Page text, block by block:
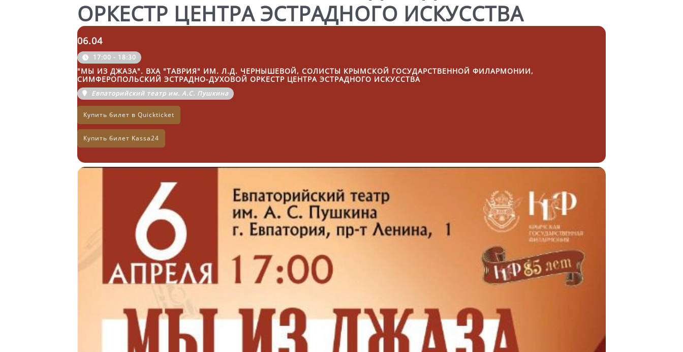
ОРКЕСТР ЦЕНТРА ЭСТРАДНОГО ИСКУССТВА
06.04
17:00 - 18:30
"МЫ ИЗ ДЖАЗА". ВХА "ТАВРИЯ" ИМ. Л.Д. ЧЕРНЫШЕВОЙ, СОЛИСТЫ КРЫМСКОЙ ГОСУДАРСТВЕННОЙ ФИЛАРМОНИИ,
СИМФЕРОПОЛЬСКИЙ ЭСТРАДНО-ДУХОВОЙ ОРКЕСТР ЦЕНТРА ЭСТРАДНОГО ИСКУССТВА
Евпаторийский театр им. А.С. Пушкина
Купить билет в Quickticket
Купить билет Kassa24